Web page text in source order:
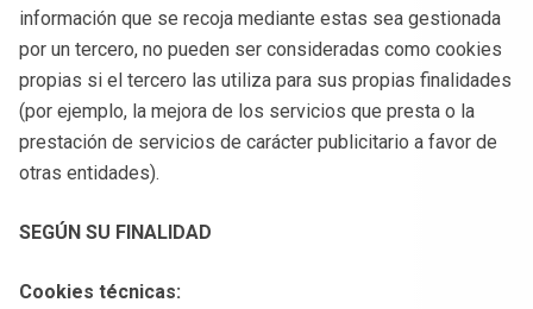
información que se recoja mediante estas sea gestionada
por un tercero, no pueden ser consideradas como cookies
propias si el tercero las utiliza para sus propias finalidades
(por ejemplo, la mejora de los servicios que presta o la
prestación de servicios de carácter publicitario a favor de
otras entidades).
SEGÚN SU FINALIDAD
Cookies técnicas: